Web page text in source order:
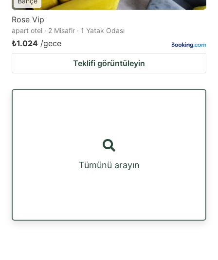
Rose Vip
apart otel · 2 Misafir · 1 Yatak Odası
₺1.024 /gece
Teklifi görüntüleyin
Tümünü arayın